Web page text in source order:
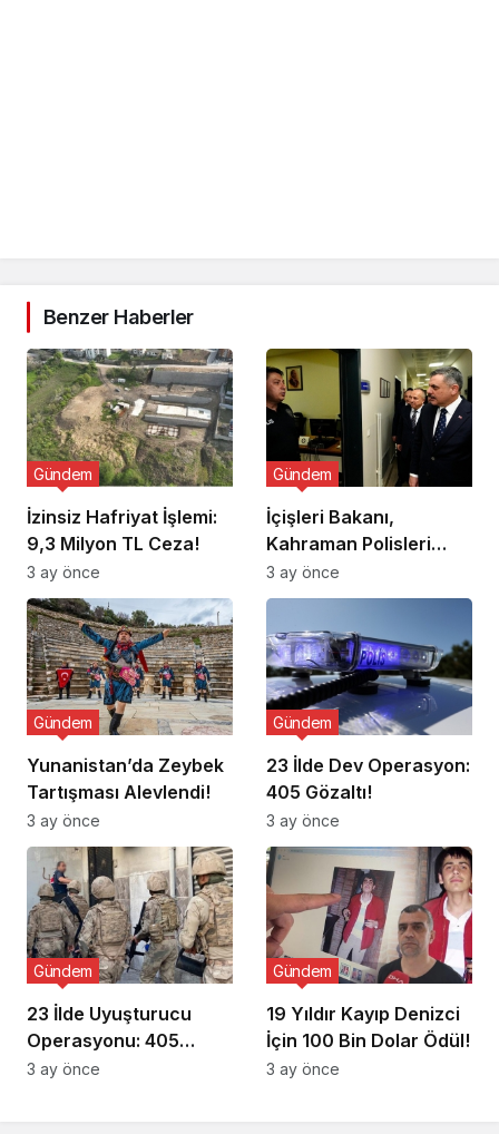
Benzer Haberler
İzinsiz Hafriyat İşlemi:
9,3 Milyon TL Ceza!
Gündem
3 ay önce
İçişleri Bakanı,
Kahraman Polisleri
Ziyaret Etti
Gündem
3 ay önce
Yunanistan’da Zeybek
Tartışması Alevlendi!
Gündem
3 ay önce
23 İlde Dev Operasyon:
405 Gözaltı!
Gündem
3 ay önce
23 İlde Uyuşturucu
Operasyonu: 405
Gözaltı!
Gündem
3 ay önce
19 Yıldır Kayıp Denizci
İçin 100 Bin Dolar Ödül!
Gündem
3 ay önce